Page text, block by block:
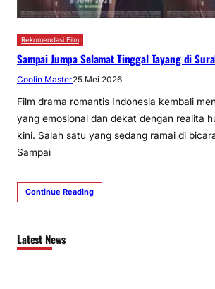
Rekomendasi Film
Sampai Jumpa Selamat Tinggal Tayang di
Coolin Master25 Mei 2026
Film drama romantis Indonesia kembali
yang emosional dan dekat dengan realita
kini. Salah satu yang sedang ramai di
Sampai
Continue Reading
Latest News